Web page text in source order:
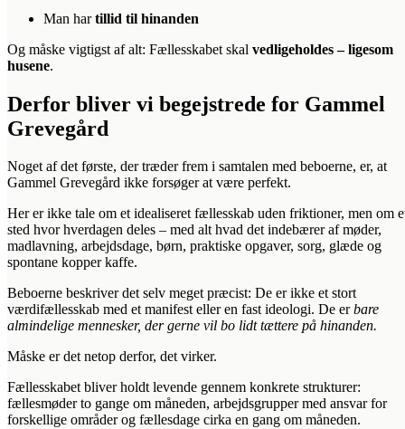
Man hartillid til hinanden
Og måske vigtigst af alt: Fællesskabet skal vedligeholdes – ligesom
husene.
Derfor bliver vi begejstrede for Gammel
Grevegård
Noget af det første, der træder frem i samtalen med beboerne, er, at
Gammel Grevegård ikke forsøger at være perfekt.
Her er ikke tale om et idealiseret fællesskab uden friktioner, men om
sted hvor hverdagen deles – med alt hvad det indebærer af møder,
madlavning, arbejdsdage, børn, praktiske opgaver, sorg, glæde og
spontane kopper kaffe.
Beboerne beskriver det selv meget præcist: De er ikke et stort
værdifællesskab med et manifest eller en fast ideologi. De erbare
almindelige mennesker, der gerne vil bo lidt tættere på hinanden.
Måske er det netop derfor, det virker.
Fællesskabet bliver holdt levende gennem konkrete strukturer:
fællesmøder to gange om måneden, arbejdsgrupper med ansvar for
forskellige områder og fællesdage cirka en gang om måneden.